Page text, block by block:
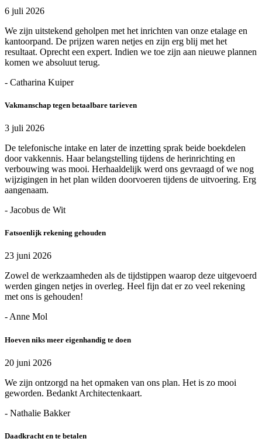
6 juli 2026
We zijn uitstekend geholpen met het inrichten van onze etalage en
kantoorpand. De prijzen waren netjes en zijn erg blij met het
resultaat. Oprecht een expert. Indien we toe zijn aan nieuwe plannen
komen we absoluut terug.
- Catharina Kuiper
Vakmanschap tegen betaalbare tarieven
3 juli 2026
De telefonische intake en later de inzetting sprak beide boekdelen
door vakkennis. Haar belangstelling tijdens de herinrichting en
verbouwing was mooi. Herhaaldelijk werd ons gevraagd of we nog
wijzigingen in het plan wilden doorvoeren tijdens de uitvoering. Erg
aangenaam.
- Jacobus de Wit
Fatsoenlijk rekening gehouden
23 juni 2026
Zowel de werkzaamheden als de tijdstippen waarop deze uitgevoerd
werden gingen netjes in overleg. Heel fijn dat er zo veel rekening
met ons is gehouden!
- Anne Mol
Hoeven niks meer eigenhandig te doen
20 juni 2026
We zijn ontzorgd na het opmaken van ons plan. Het is zo mooi
geworden. Bedankt Architectenkaart.
- Nathalie Bakker
Daadkracht en te betalen